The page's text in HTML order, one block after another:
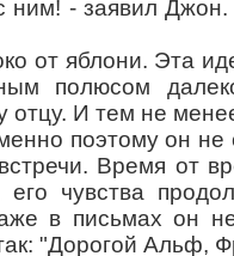
ним! - заявил
Эта идея,
полюсом
отцу. И тем не
поэтому он не
Время от
его чувства
в письмах он
"Дорогой Альф,